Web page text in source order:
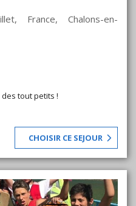
France, Chalons-en-
tout petits !
CHOISIR CE SEJOUR